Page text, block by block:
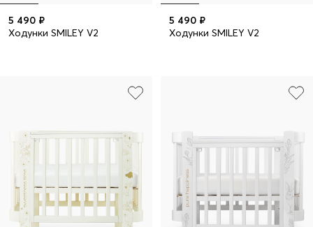
5 490 ₽
Ходунки SMILEY V2
5 490 ₽
Ходунки SMILEY V2